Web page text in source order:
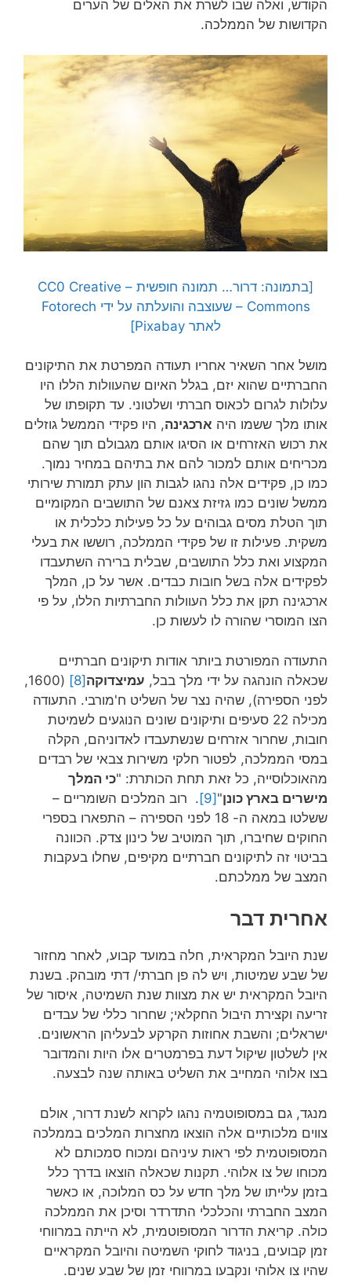
הקודש, ואלה שבו לשרת את האלים של הערים
הקדושות של הממלכה.
[בתמונה: דרור… תמונה חופשית – CC0 Creative
Commons – שעוצבה והועלתה על ידי Fotorech
לאתר Pixabay]
מושל אחר השאיר אחריו תעודה המפרטת את התיקונים
החברתיים שהוא יזם, בגלל האיום שהעוולות הללו היו
עלולות לגרום לכאוס חברתי ושלטוני. עד תקופתו של
אותו מלך ששמו היה ארכגינה, היו פקידי הממשל גוזלים
את רכוש האזרחים או הסיגו אותם מגבולם תוך שהם
מכריחים אותם למכור להם את בתיהם במחיר נמוך.
כמו כן, פקידים אלה נהגו לגבות הון עתק תמורת שירותי
ממשל שונים כמו גזיזת צאנם של התושבים המקומיים
תוך הטלת מסים גבוהים על כל פעילות כלכלית או
משקית. פעילות זו של פקידי הממלכה, רוששו את בעלי
המקצוע ואת כלל התושבים, שבלית ברירה השתעבדו
לפקידים אלה בשל חובות כבדים. אשר על כן, המלך
ארכגינה תקן את כלל העוולות החברתיות הללו, על פי
הצו המוסרי שהורה לו לעשות כן.
התעודה המפורטת ביותר אודות תיקונים חברתיים
שכאלה הונהגה על ידי מלך בבל, עמיצדוקה[8]
(1600,
לפני הספירה), שהיה נצר של השליט ח'מורבי. התעודה
מכילה 22 סעיפים ותיקונים שונים הנוגעים לשמיטת
חובות, שחרור אזרחים שנשתעבדו לאדוניהם, הקלה
במסי הממלכה, לפטור חלקי משירות צבאי של רבדים
מהאוכלוסייה, כל זאת תחת הכותרת: "כי המלך
מישרים בארץ כונן"
[9]
. רוב המלכים השומריים –
ששלטו במאה ה- 18 לפני הספירה – התפארו בספרי
החוקים שחיברו, תוך המוטיב של כינון צדק. הכוונה
בביטוי זה לתיקונים חברתיים מקיפים, שחלו בעקבות
המצב של ממלכתם.
אחרית דבר
שנת היובל המקראית, חלה במועד קבוע, לאחר מחזור
של שבע שמיטות, ויש לה פן חברתי/ דתי מובהק. בשנת
היובל המקראית יש את מצוות שנת השמיטה, איסור של
זריעה וקצירת היבול החקלאי; שחרור כללי של עבדים
ישראלים; והשבת אחוזות הקרקע לבעליהן הראשונים.
אין לשלטון שיקול דעת בפרמטרים אלו היות והמדובר
בצו אלוהי המחייב את השליט באותה שנה לבצעה.
מנגד, גם במסופוטמיה נהגו לקרוא לשנת דרור, אולם
צווים מלכותיים אלה הוצאו מחצרות המלכים בממלכה
המסופוטמית לפי ראות עיניהם ומכוח סמכותם לא
מכוחו של צו אלוהי. תקנות שכאלה הוצאו בדרך כלל
בזמן עלייתו של מלך חדש על כס המלוכה, או כאשר
המצב החברתי והכלכלי התדרדר וסיכן את הממלכה
כולה. קריאת הדרור המסופוטמית, לא הייתה במרווחי
זמן קבועים, בניגוד לחוקי השמיטה והיובל המקראיים
שהיו צו אלוהי ונקבעו במרווחי זמן של שבע שנים.